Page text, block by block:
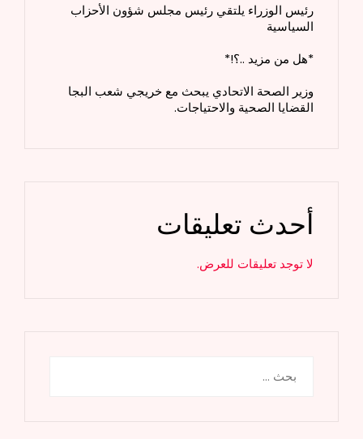
رئيس الوزراء يلتقي رئيس مجلس شؤون الأحزاب
السياسية
*هل من مزيد ..؟!*
وزير الصحة الاتحادي يبحث مع خريجي شعب البجا
القضايا الصحية والاحتياجات.
أحدث تعليقات
لا توجد تعليقات للعرض.